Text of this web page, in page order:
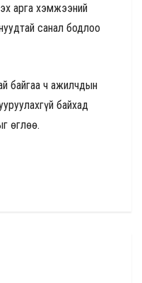
арга хэмжээний
санал бодлоо
байгаа ч ажилчдын
байхад
өглөө.